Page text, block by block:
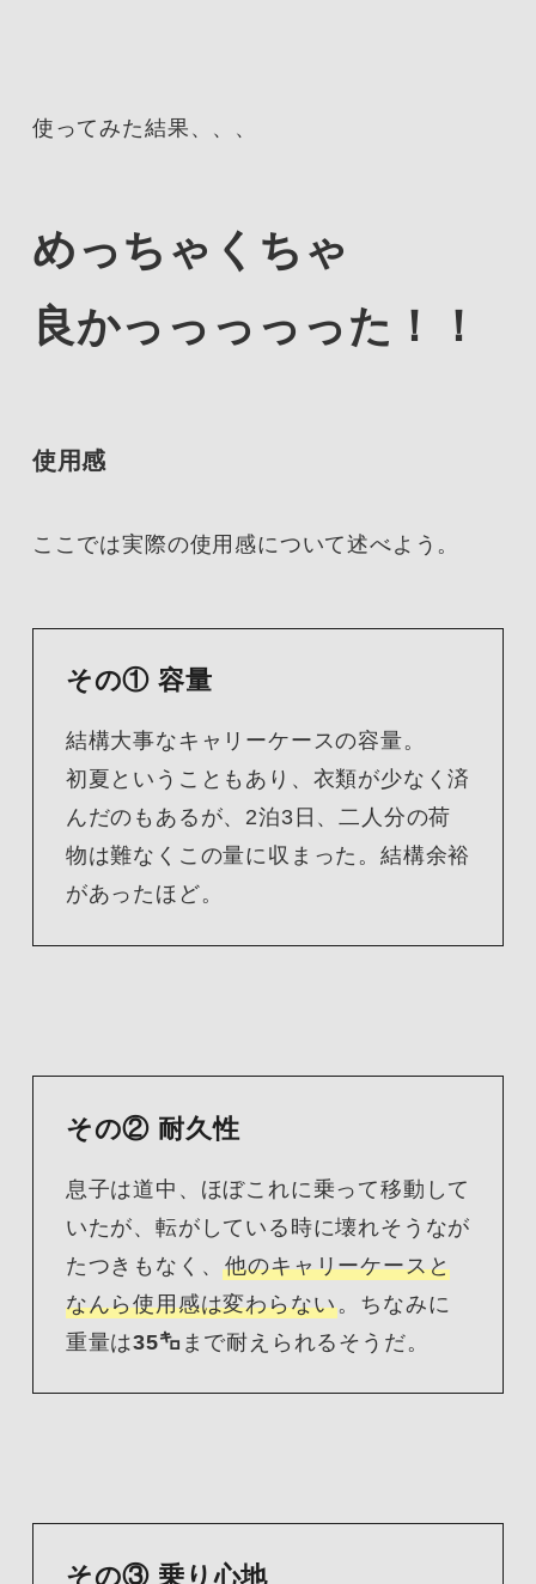
使ってみた結果、、、
めっちゃくちゃ
良かっっっっった！！
使用感
ここでは実際の使用感について述べよう。
その① 容量
結構大事なキャリーケースの容量。
初夏ということもあり、衣類が少なく済
んだのもあるが、2泊3日、二人分の荷
物は難なくこの量に収まった。結構余裕
があったほど。
その② 耐久性
息子は道中、ほぼこれに乗って移動して
いたが、転がしている時に壊れそうなが
たつきもなく、他のキャリーケースと
なんら使用感は変わらない。ちなみに
重量は35㌔ まで耐えられるそうだ。
その③ 乗り心地